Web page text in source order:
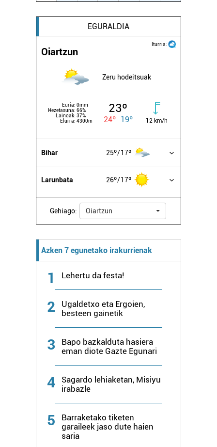
EGURALDIA
Iturria:
Oiartzun
Zeru hodeitsuak
Euria: 0mm
Hezetasuna: 66%
Lainoak: 37%
Elurra: 4300m
23º
24º 19º 12 km/h
Bihar 25º 17º
Larunbata 26º 17º
Gehiago: Oiartzun
Azken 7 egunetako irakurrienak
1 Lehertu da festa!
2
Ugaldetxo eta Ergoien,
besteen gainetik
3
Bapo bazkalduta hasiera
eman diote Gazte Egunari
4
Sagardo lehiaketan, Misiyu
irabazle
5
Barraketako tiketen
garaileek jaso dute haien
saria